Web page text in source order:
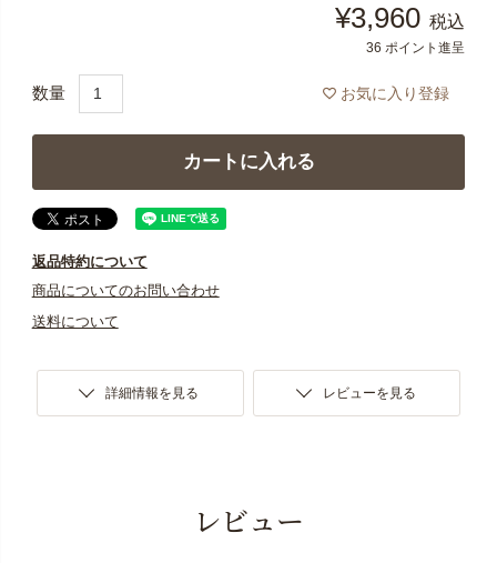
¥3,960 税込
36 ポイント進呈
お気に入り登録
カートに入れる
返品特約について
商品についてのお問い合わせ
送料について
詳細情報を見る レビューを見る
レビュー